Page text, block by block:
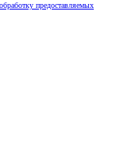
предоставляемых